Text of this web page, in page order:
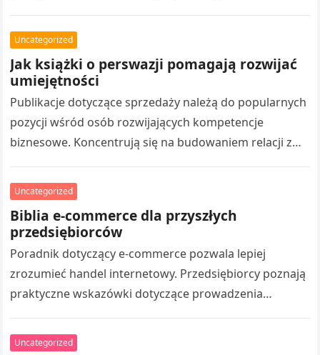
podejścia do współpracy biznesowej. Książki o
perswazji opisują mechanizmy…
Uncategorized
Jak książki o perswazji pomagają rozwijać
umiejętności
Publikacje dotyczące sprzedaży należą do popularnych
pozycji wśród osób rozwijających kompetencje
biznesowe. Koncentrują się na budowaniem relacji z
przedstawiają różne podejścia,…
Uncategorized
Biblia e-commerce dla przyszłych
przedsiębiorców
Poradnik dotyczący e-commerce pozwala lepiej
zrozumieć handel internetowy. Przedsiębiorcy poznają
praktyczne wskazówki dotyczące prowadzenia
różne rozwiązania związane z handlem online. Start
Uncategorized